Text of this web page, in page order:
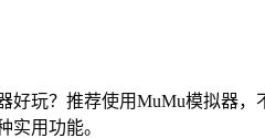
玩？推荐使用MuMu模拟器，
实用功能。